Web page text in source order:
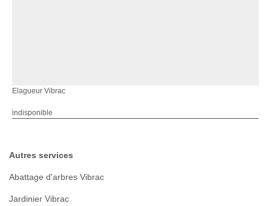
Elagueur Vibrac
indisponible
Autres services
Abattage d'arbres Vibrac
Jardinier Vibrac